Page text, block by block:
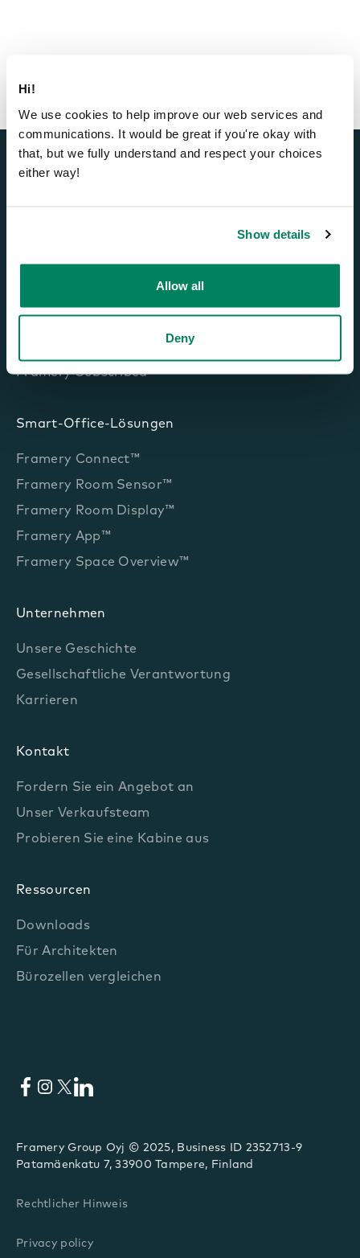
Hi!
We use cookies to help improve our web services and
communications. It would be great if you're okay with
that, but we fully understand and respect your choices
either way!
Show details
Allow all
Deny
Framery Four™
Framery Subscribed
Smart-Office-Lösungen
Framery Connect™
Framery Room Sensor™
Framery Room Display™
Framery App™
Framery Space Overview™
Unternehmen
Unsere Geschichte
Gesellschaftliche Verantwortung
Karrieren
Kontakt
Fordern Sie ein Angebot an
Unser Verkaufsteam
Probieren Sie eine Kabine aus
Ressourcen
Downloads
Für Architekten
Bürozellen vergleichen
Facebook
Instagram
X LinkedIn
Framery Group Oyj © 2025, Business ID 2352713-9
Patamäenkatu 7, 33900 Tampere, Finland
Rechtlicher Hinweis
Privacy policy